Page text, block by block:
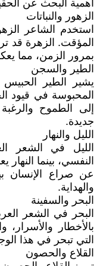
أهمية البحث عن
الزهور والنباتات
استخدم الشاعر
المؤقت. الزهرة قد
بمرور الزمن، مما
الطير والسجن
يشير الطير
المحبوسة في قيود
إلى الطموح
جديدة.
الليل والنهار
الليل في الشعر
النفسي، بينما
عن صراع الإنسان
والهداية.
البحر والسفينة
البحر في الشعر
بالأخطار
التي تبحر في هذا
القلاع والحصون